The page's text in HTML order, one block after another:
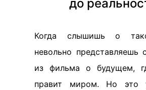
до
Когда слышишь о
невольно представляешь
из фильма о будущем,
правит миром. Но это